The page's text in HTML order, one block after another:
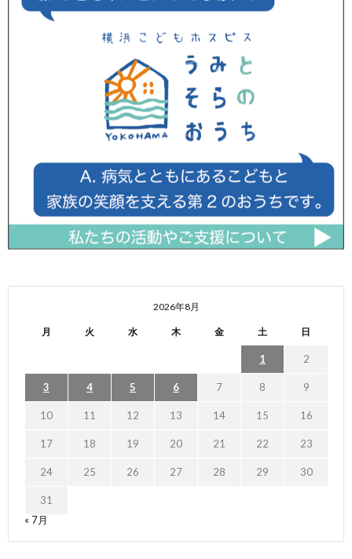
2026年8月
月 火 水 木 金 土 日
1 2
3 4 5 6 7 8 9
10 11 12 13 14 15 16
17 18 19 20 21 22 23
24 25 26 27 28 29 30
31
« 7月